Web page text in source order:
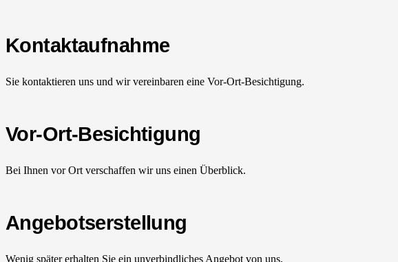
Kontaktaufnahme
Sie kontaktieren uns und wir vereinbaren eine Vor-Ort-Besichtigung.
Vor-Ort-Besichtigung
Bei Ihnen vor Ort verschaffen wir uns einen Überblick.
Angebotserstellung
Wenig später erhalten Sie ein unverbindliches Angebot von uns.